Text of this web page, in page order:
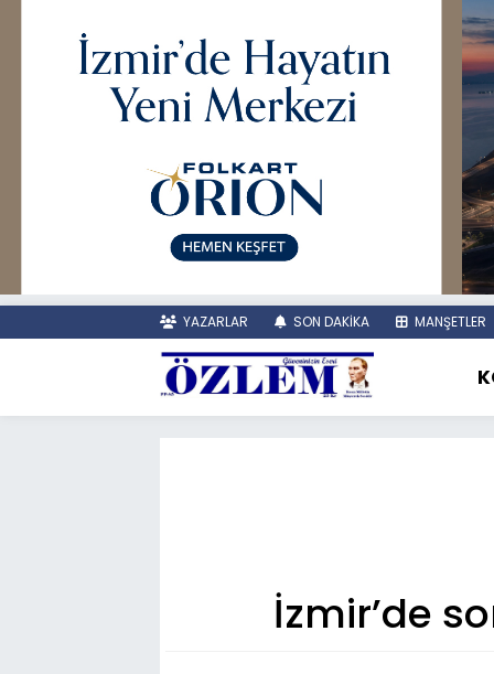
YAZARLAR SON DAKİKA MANŞETLER
İzmir’de